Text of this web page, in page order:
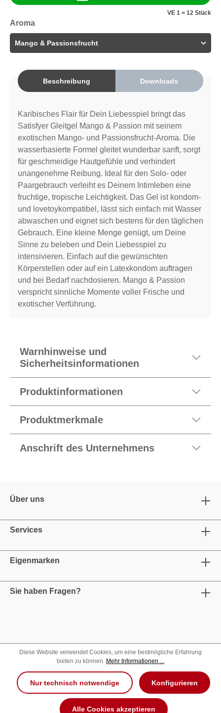
VE 1 = 12 Stück
Aroma
Beschreibung Downloads
Karibisches Flair für Dein Liebesspiel bringt das
Satisfyer Gleitgel Mango & Passion mit seinem
exotischen Mango- und Passionsfrucht-Aroma. Die
wasserbasierte Formel gleitet wunderbar sanft, sorgt
für geschmeidige Hautgefühle und verhindert
unangenehme Reibung. Ideal für den Solo- oder
Paargebrauch verleiht es Deinem Intimleben eine
fruchtige, tropische Leichtigkeit. Das Gel ist kondom-
und lovetoykompatibel, lässt sich einfach mit Wasser
abwaschen und eignet sich bestens für den täglichen
Gebrauch. Eine kleine Menge genügt, um Deine
Sinne zu beleben und Dein Liebesspiel zu
intensivieren. Einfach auf die gewünschten
Körperstellen oder auf ein Latexkondom auftragen
und bei Bedarf nachdosieren. Mango & Passion
verspricht sinnliche Momente voller Frische und
exotischer Verführung.
Warnhinweise und
Sicherheitsinformationen
Produktinformationen
Produktmerkmale
Anschrift des Unternehmens
Über uns
Services
Eigenmarken
Sie haben Fragen?
Diese Website verwendet Cookies, um eine bestmögliche Erfahrung
bieten zu können. Mehr Informationen ...
Nur technisch notwendige Konfigurieren
Alle Cookies akzeptieren